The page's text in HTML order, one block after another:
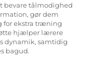
bevare tålmodighed
gør dem
for ekstra træning
hjælper lærere
dynamik, samtidig
bagud.